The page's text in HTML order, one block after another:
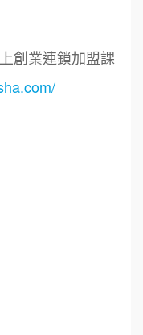
創業連鎖加盟課